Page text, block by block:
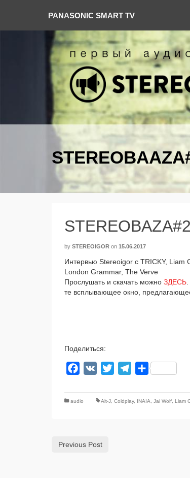
PANASONIC SMART TV
by STEREOIGOR on 15.06.2017
Интервью Stereoigor с TRICKY, Liam
London Grammar, The Verve
Прослушать и ска­чать мож­но ЗДЕСЬ
те всплы­ва­ю­щее окно,
Поделиться:
Facebook
VK Twitter TelegramОтправить
audio Alt-J Coldplay, INAIA Jai Wolf Liam
Previous Post